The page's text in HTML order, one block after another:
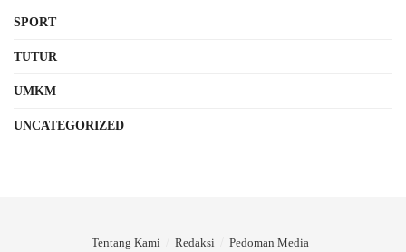
SPORT
TUTUR
UMKM
UNCATEGORIZED
Tentang Kami Redaksi Pedoman Media